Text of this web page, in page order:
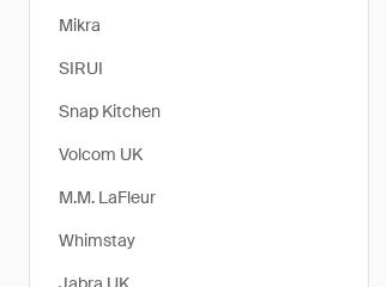
Mikra
SIRUI
Snap Kitchen
Volcom UK
M.M. LaFleur
Whimstay